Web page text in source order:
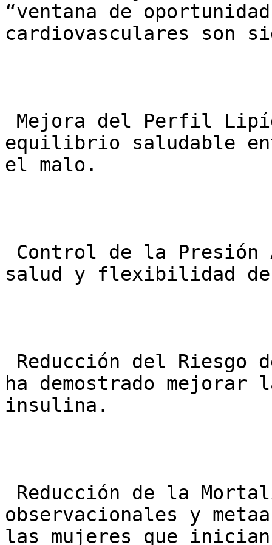
“ventana de
cardiovasculares son
equilibrio saludable
el malo.
salud y flexibilidad de
ha demostrado
insulina.
observacionales y
las mujeres que